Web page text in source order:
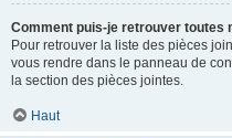
Comment puis-je retrouver toutes
Pour retrouver la liste des pièces
vous rendre dans le panneau de
la section des pièces jointes.
Haut